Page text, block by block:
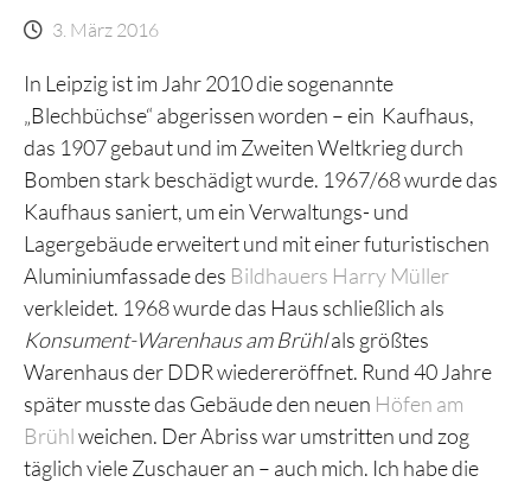
3. März 2016
In Leipzig ist im Jahr 2010 die sogenannte
„Blechbüchse“ abgerissen worden – ein Kaufhaus,
das 1907 gebaut und im Zweiten Weltkrieg durch
Bomben stark beschädigt wurde. 1967/68 wurde das
Kaufhaus saniert, um ein Verwaltungs- und
Lagergebäude erweitert und mit einer futuristischen
Aluminiumfassade des Bildhauers Harry Müller
verkleidet. 1968 wurde das Haus schließlich als
Konsument-Warenhaus am Brühlals größtes
Warenhaus der DDR wiedereröffnet. Rund 40 Jahre
später musste das Gebäude den neuen Höfen am
Brühlweichen. Der Abriss war umstritten und zog
täglich viele Zuschauer an – auch mich. Ich habe die